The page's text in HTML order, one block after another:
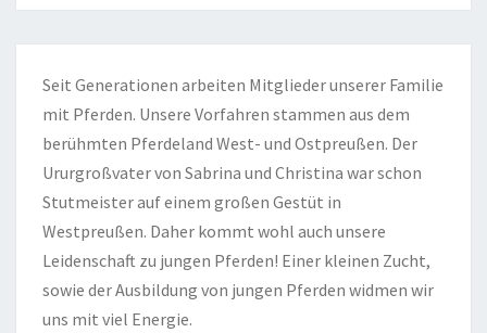
Seit Generationen arbeiten Mitglieder unserer Familie
mit Pferden. Unsere Vorfahren stammen aus dem
berühmten Pferdeland West- und Ostpreußen. Der
Ururgroßvater von Sabrina und Christina war schon
Stutmeister auf einem großen Gestüt in
Westpreußen. Daher kommt wohl auch unsere
Leidenschaft zu jungen Pferden! Einer kleinen Zucht,
sowie der Ausbildung von jungen Pferden widmen wir
uns mit viel Energie.